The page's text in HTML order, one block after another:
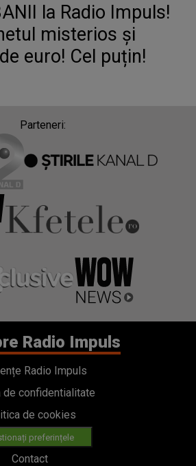
la Radio Impuls!
misterios și
euro! Cel puțin!
Parteneri:
Radio Impuls
Radio Impuls
de confidentialitate
de cookies
preferințele
Contact